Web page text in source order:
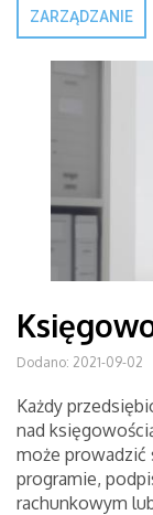
ZARZĄDZANIE
Dodano: 2021-09-02
Każdy
nad
może prowadzić
programie,
rachunkowym